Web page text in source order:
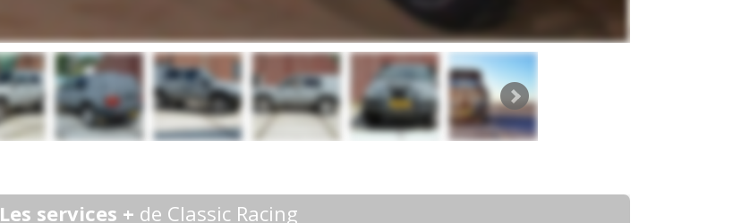
Les services + de Classic Racing